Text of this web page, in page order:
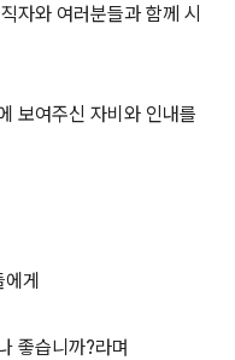
자와 여러분들과 함께 시
보여주신 자비와 인내를
게
좋습니까?라며